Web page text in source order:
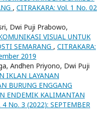
, CITRAKARA: Vol. 1 No. 02
Dwi Puji Prabowo,
VISUAL UNTUK
SEMARANG , CITRAKARA:
2019
Andhen Priyono, Dwi Puji
IKLAN LAYANAN
BURUNG ENGGANG
ENDEMIK KALIMANTAN
4 No. 3 (2022): SEPTEMBER